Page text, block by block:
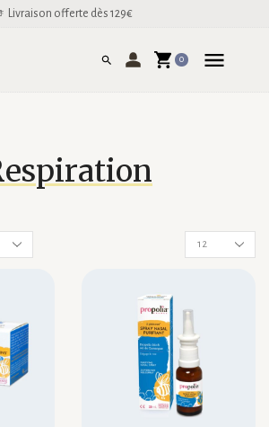
Livraison offerte dès 129€
0